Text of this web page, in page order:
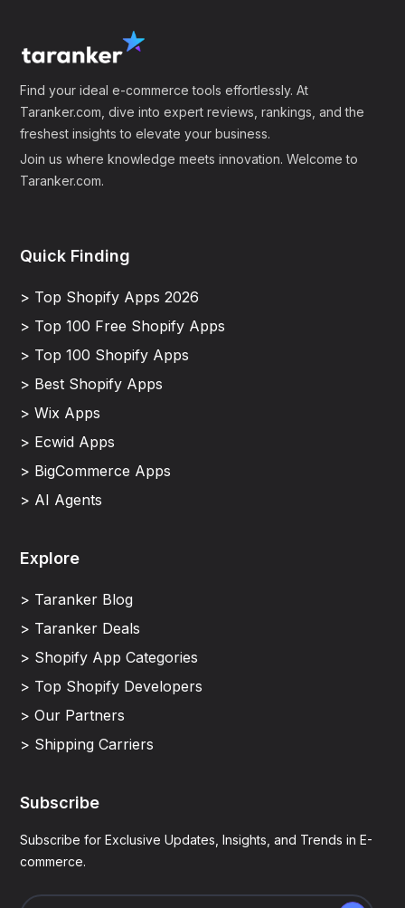
Find your ideal e-commerce tools effortlessly. At
Taranker.com, dive into expert reviews, rankings, and the
freshest insights to elevate your business.
Join us where knowledge meets innovation. Welcome to
Taranker.com.
Quick Finding
> Top Shopify Apps 2026
> Top 100 Free Shopify Apps
> Top 100 Shopify Apps
> Best Shopify Apps
> Wix Apps
> Ecwid Apps
> BigCommerce Apps
> AI Agents
Explore
> Taranker Blog
> Taranker Deals
> Shopify App Categories
> Top Shopify Developers
> Our Partners
> Shipping Carriers
Subscribe
Subscribe for Exclusive Updates, Insights, and Trends in E-
commerce.